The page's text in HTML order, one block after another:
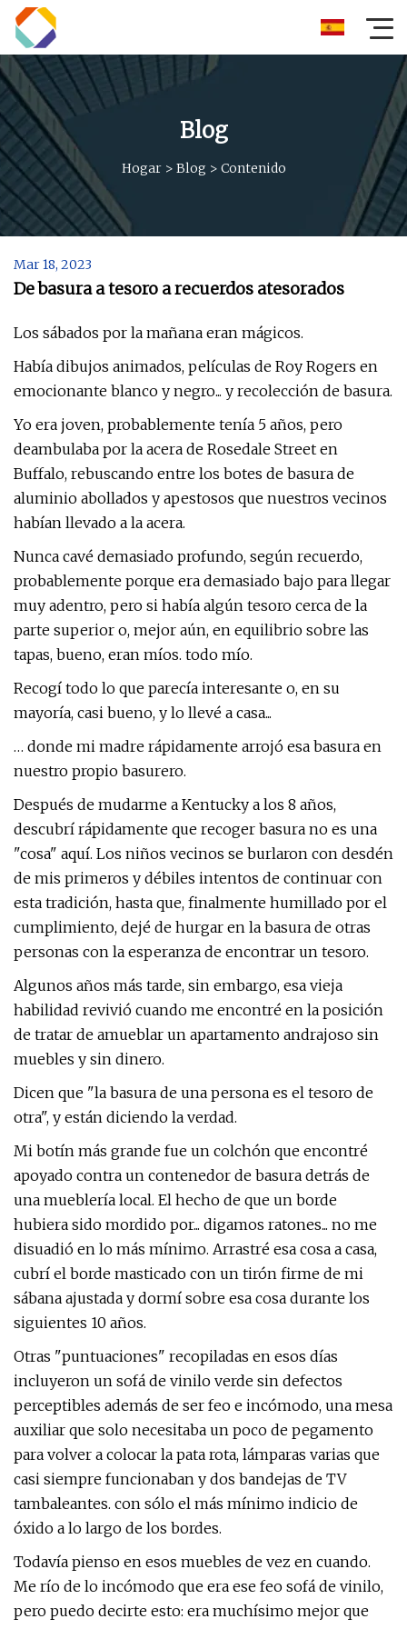
Blog
Hogar> Blog > Contenido
Mar 18, 2023
De basura a tesoro a recuerdos atesorados
Los sábados por la mañana eran mágicos.
Había dibujos animados, películas de Roy Rogers en
emocionante blanco y negro... y recolección de basura.
Yo era joven, probablemente tenía 5 años, pero
deambulaba por la acera de Rosedale Street en
Buffalo, rebuscando entre los botes de basura de
aluminio abollados y apestosos que nuestros vecinos
habían llevado a la acera.
Nunca cavé demasiado profundo, según recuerdo,
probablemente porque era demasiado bajo para llegar
muy adentro, pero si había algún tesoro cerca de la
parte superior o, mejor aún, en equilibrio sobre las
tapas, bueno, eran míos. todo mío.
Recogí todo lo que parecía interesante o, en su
mayoría, casi bueno, y lo llevé a casa...
… donde mi madre rápidamente arrojó esa basura en
nuestro propio basurero.
Después de mudarme a Kentucky a los 8 años,
descubrí rápidamente que recoger basura no es una
"cosa" aquí. Los niños vecinos se burlaron con desdén
de mis primeros y débiles intentos de continuar con
esta tradición, hasta que, finalmente humillado por el
cumplimiento, dejé de hurgar en la basura de otras
personas con la esperanza de encontrar un tesoro.
Algunos años más tarde, sin embargo, esa vieja
habilidad revivió cuando me encontré en la posición
de tratar de amueblar un apartamento andrajoso sin
muebles y sin dinero.
Dicen que "la basura de una persona es el tesoro de
otra", y están diciendo la verdad.
Mi botín más grande fue un colchón que encontré
apoyado contra un contenedor de basura detrás de
una mueblería local. El hecho de que un borde
hubiera sido mordido por... digamos ratones... no me
disuadió en lo más mínimo. Arrastré esa cosa a casa,
cubrí el borde masticado con un tirón firme de mi
sábana ajustada y dormí sobre esa cosa durante los
siguientes 10 años.
Otras "puntuaciones" recopiladas en esos días
incluyeron un sofá de vinilo verde sin defectos
perceptibles además de ser feo e incómodo, una mesa
auxiliar que solo necesitaba un poco de pegamento
para volver a colocar la pata rota, lámparas varias que
casi siempre funcionaban y dos bandejas de TV
tambaleantes. con sólo el más mínimo indicio de
óxido a lo largo de los bordes.
Todavía pienso en esos muebles de vez en cuando.
Me río de lo incómodo que era ese feo sofá de vinilo,
pero puedo decirte esto: era muchísimo mejor que